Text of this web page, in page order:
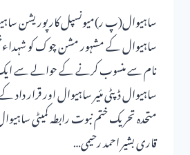
ساہیوال(پ ر)میونسپل کارپوریشن
ساہیوال کے مشہور مشن چوک کو
نام سے منسوب کرنے کے حوالے سے
ساہیوال ڈپٹی مئیر ساہیوال اور قرار
متحدہ تحریک ختم نبوت رابطہ کمیٹی
قاری بشیر احمد رحیمی…